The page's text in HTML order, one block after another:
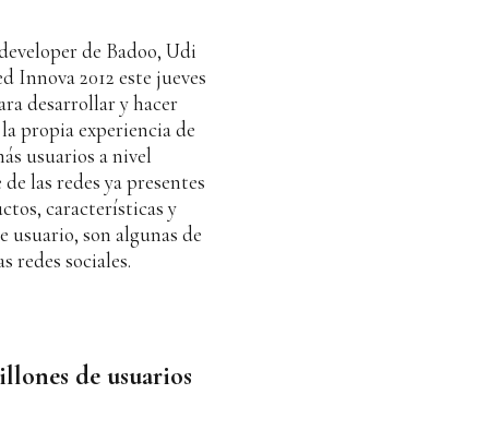
de Badoo, Udi
Innova 2012 este jueves
desarrollar y hacer
propia experiencia de
usuarios a nivel
las redes ya presentes
características y
usuario, son algunas de
redes sociales.
de usuarios